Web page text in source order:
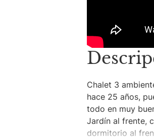
Chalet 3
hace 25 años,
todo en muy
Jardín al frente,
dormitorio al